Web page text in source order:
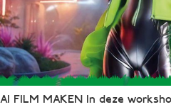
AI FILM MAKEN In deze